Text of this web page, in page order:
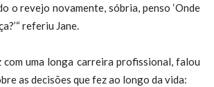
o revejo novamente, sóbria, penso ‘Onde
referiu Jane.
com uma longa carreira profissional, falou
as decisões que fez ao longo da vida: